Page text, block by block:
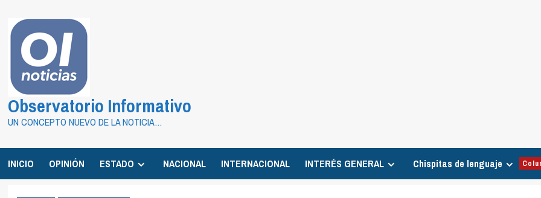
contenido
Observatorio Informativo
UN CONCEPTO NUEVO DE LA NOTICIA…
INICIO OPINIÓN ESTADO NACIONAL INTERNACIONAL INTERÉS GENERAL Chispitas de lenguaje